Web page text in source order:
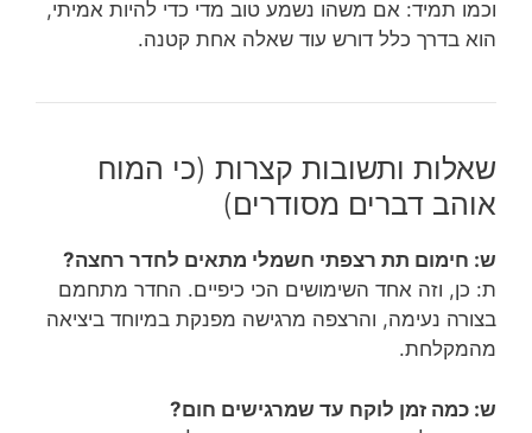
וכמו תמיד: אם משהו נשמע טוב מדי כדי להיות אמיתי,
הוא בדרך כלל דורש עוד שאלה אחת קטנה.
שאלות ותשובות קצרות (כי המוח
אוהב דברים מסודרים)
ש: חימום תת רצפתי חשמלי מתאים לחדר רחצה?
ת: כן, וזה אחד השימושים הכי כיפיים. החדר מתחמם
בצורה נעימה, והרצפה מרגישה מפנקת במיוחד ביציאה
מהמקלחת.
ש: כמה זמן לוקח עד שמרגישים חום?